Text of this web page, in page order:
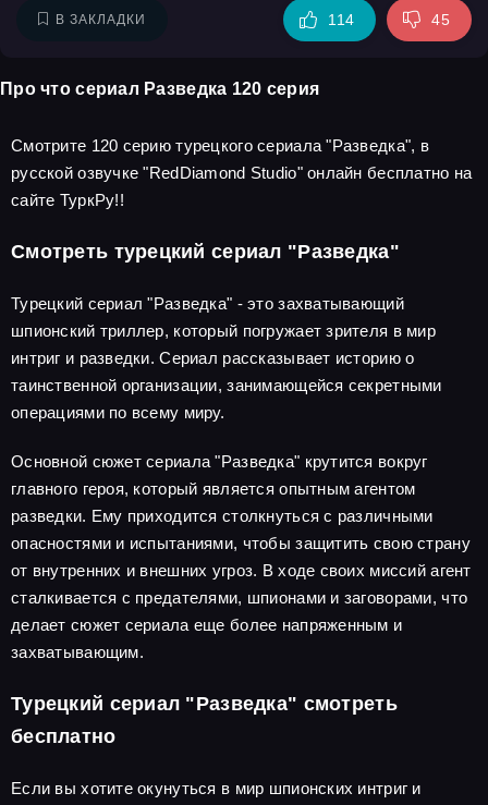
В ЗАКЛАДКИ 114 45
Про что сериал Разведка 120 серия
Смотрите 120 серию турецкого сериала "Разведка", в
русской озвучке "RedDiamond Studio" онлайн бесплатно на
сайте ТуркРу!!
Смотреть турецкий сериал "Разведка"
Турецкий сериал "Разведка" - это захватывающий
шпионский триллер, который погружает зрителя в мир
интриг и разведки. Сериал рассказывает историю о
таинственной организации, занимающейся секретными
операциями по всему миру.
Основной сюжет сериала "Разведка" крутится вокруг
главного героя, который является опытным агентом
разведки. Ему приходится столкнуться с различными
опасностями и испытаниями, чтобы защитить свою страну
от внутренних и внешних угроз. В ходе своих миссий агент
сталкивается с предателями, шпионами и заговорами, что
делает сюжет сериала еще более напряженным и
захватывающим.
Турецкий сериал "Разведка" смотреть
бесплатно
Если вы хотите окунуться в мир шпионских интриг и